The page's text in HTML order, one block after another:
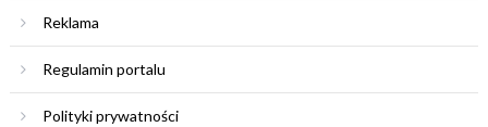
Reklama
Regulamin portalu
Polityki prywatności